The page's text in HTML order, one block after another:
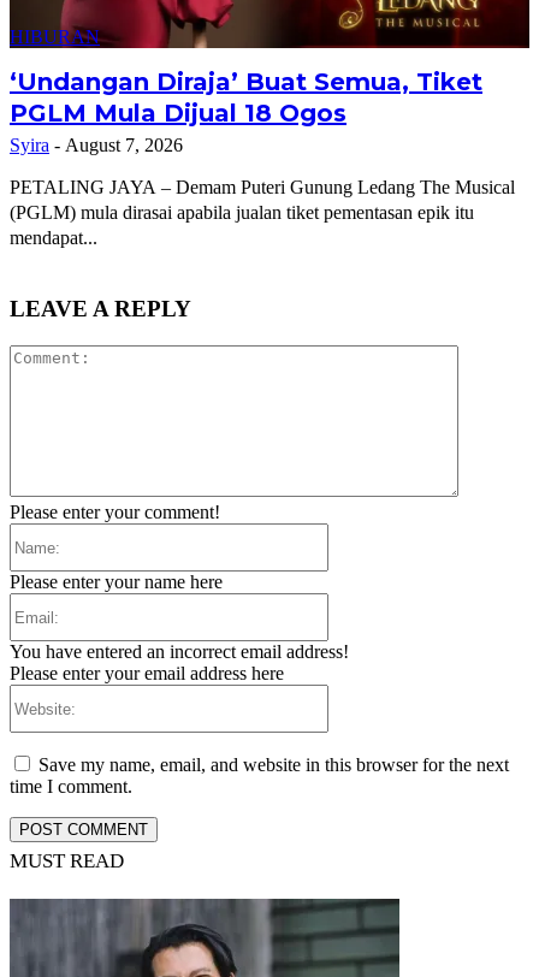
HIBURAN
‘Undangan Diraja’ Buat Semua, Tiket
PGLM Mula Dijual 18 Ogos
Syira - August 7, 2026
PETALING JAYA – Demam Puteri Gunung Ledang The Musical
(PGLM) mula dirasai apabila jualan tiket pementasan epik itu
mendapat...
LEAVE A REPLY
Please enter your comment!
Please enter your name here
You have entered an incorrect email address!
Please enter your email address here
Save my name, email, and website in this browser for the next
time I comment.
MUST READ